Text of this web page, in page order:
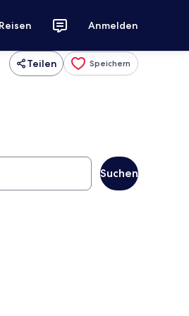
Anmelden
Teilen Speichern
Suchen